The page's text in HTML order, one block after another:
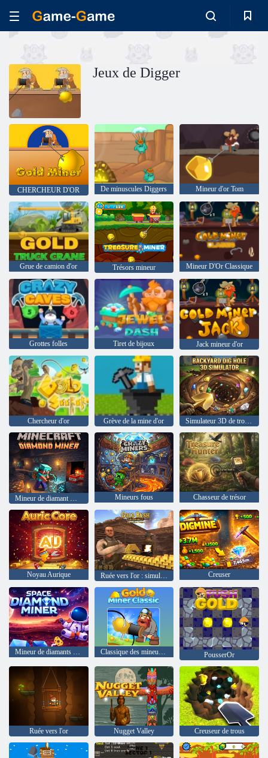
Jeux de Digger
CHERCHEUR D'OR De minuscules Diggers Mineur d'or Tom
Grue de camion d'or Trésors mineur Mineur D'Or Classique
Grottes folles Tiret de bijoux Jack mineur d'or
Chercheur d'or Grève de la mine d'or Simulateur 3D de trou de fouille d'arrière-cour
Mineurs fous Chasseur de trésor
Noyau Aurique Ruée vers l'or : simulateur d'or 3D Creuser
Mineur de diamants spatiaux Classique des mineurs d'or PousserOr
Ruée vers l'or Nugget Valley Creuseur de trous